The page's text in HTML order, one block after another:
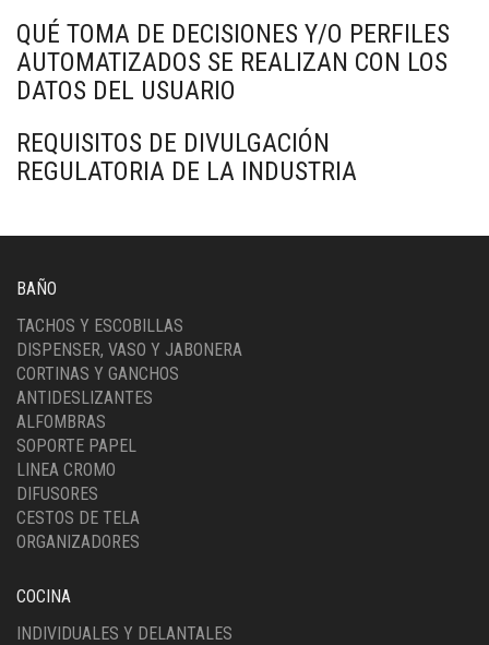
QUÉ TOMA DE DECISIONES Y/O PERFILES
AUTOMATIZADOS SE REALIZAN CON LOS
DATOS DEL USUARIO
REQUISITOS DE DIVULGACIÓN
REGULATORIA DE LA INDUSTRIA
BAÑO
TACHOS Y ESCOBILLAS
DISPENSER, VASO Y JABONERA
CORTINAS Y GANCHOS
ANTIDESLIZANTES
ALFOMBRAS
SOPORTE PAPEL
LINEA CROMO
DIFUSORES
CESTOS DE TELA
ORGANIZADORES
COCINA
INDIVIDUALES Y DELANTALES